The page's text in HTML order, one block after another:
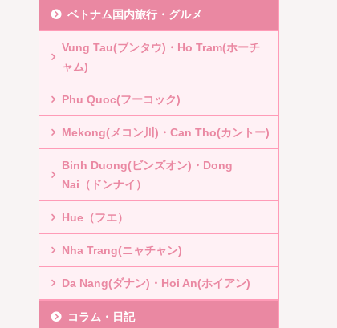
ベトナム国内旅行・グルメ
Vung Tau(ブンタウ)・Ho Tram(ホーチ
ャム)
Phu Quoc(フーコック)
Mekong(メコン川)・Can Tho(カントー)
Binh Duong(ビンズオン)・Dong
Nai（ドンナイ）
Hue（フエ）
Nha Trang(ニャチャン)
Da Nang(ダナン)・Hoi An(ホイアン)
コラム・日記